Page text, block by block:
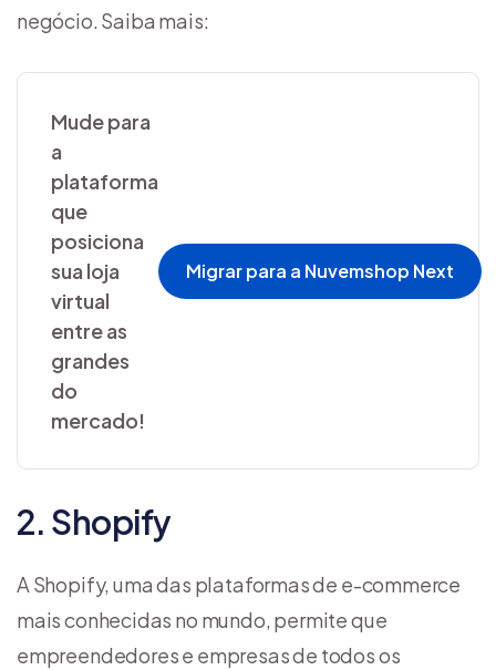
negócio. Saiba mais:
Mude para
a
plataforma
que
posiciona
sua loja
virtual
entre as
grandes
do
mercado!
Migrar para a Nuvemshop Next
2. Shopify
A Shopify, uma das plataformas de e-commerce
mais conhecidas no mundo, permite que
empreendedores e empresas de todos os